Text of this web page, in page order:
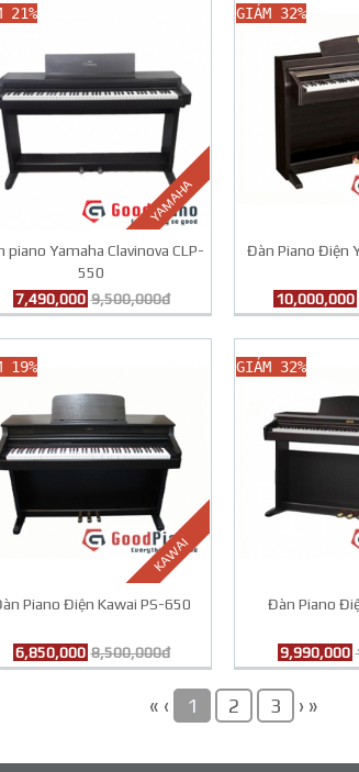
YAMAHA
21%
piano Yamaha Clavinova CLP-
550
7,490,000 9,500,000đ
GIẢM 32%
Đàn Piano Điện
10,000,000
KAWAI
19%
Piano Điện Kawai PS-650
6,850,000 8,500,000đ
GIẢM 32%
Đàn Piano
9,990,000
« ‹ 1 2 3 › »